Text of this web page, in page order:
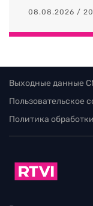
08.08.2026 /
Выходные данные
Пользовательское
Политика